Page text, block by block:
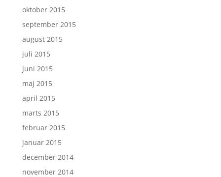
oktober 2015
september 2015
august 2015
juli 2015
juni 2015
maj 2015
april 2015
marts 2015
februar 2015
januar 2015
december 2014
november 2014